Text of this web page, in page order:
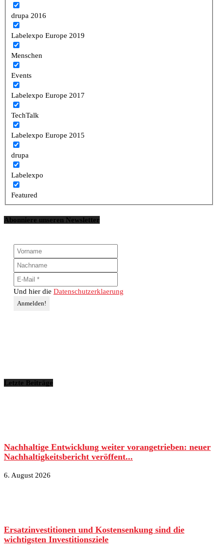
drupa 2016
Labelexpo Europe 2019
Menschen
Events
Labelexpo Europe 2017
TechTalk
Labelexpo Europe 2015
drupa
Labelexpo
Featured
Abonniere unseren Newsletter
Und hier die Datenschutzerklaerung
Letzte Beiträge
Nachhaltige Entwicklung weiter vorangetrieben: neuer
Nachhaltigkeitsbericht veröffent...
6. August 2026
Ersatzinvestitionen und Kostensenkung sind die
wichtigsten Investitionsziele